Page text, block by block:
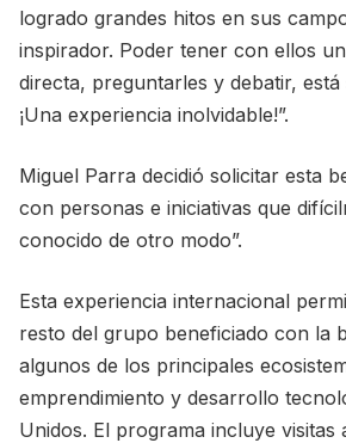
logrado grandes hitos en sus
inspirador. Poder tener con ellos
directa, preguntarles y debatir,
¡Una experiencia inolvidable!”.
Miguel Parra decidió solicitar esta
con personas e iniciativas que
conocido de otro modo”.
Esta experiencia internacional
resto del grupo beneficiado con la
algunos de los principales
emprendimiento y desarrollo
Unidos. El programa incluye visitas